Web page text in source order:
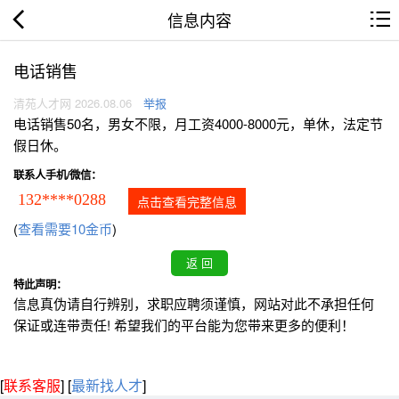
信息内容
电话销售
清苑人才网 2026.08.06 举报
电话销售50名，男女不限，月工资4000-8000元，单休，法定节
假日休。
联系人手机/微信：
132****0288 点击查看完整信息
(查看需要10金币)
特此声明：
信息真伪请自行辨别，求职应聘须谨慎，网站对此不承担任何
保证或连带责任! 希望我们的平台能为您带来更多的便利！
[联系客服] [最新找人才]